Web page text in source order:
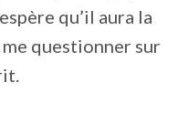
qu’il aura la
me questionner sur